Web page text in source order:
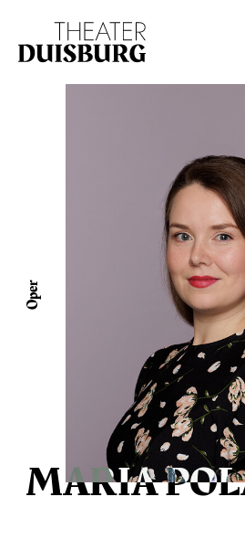
Zur Hauptnavigation springen
Zum Footer springen
Oper
MARIA